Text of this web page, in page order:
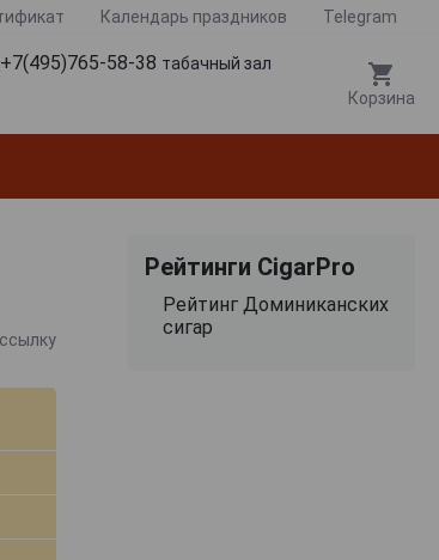
Календарь праздников Telegram
+7(495)765-58-38 табачный зал
Корзина
Рейтинги CigarPro
Рейтинг Доминиканских
сигар